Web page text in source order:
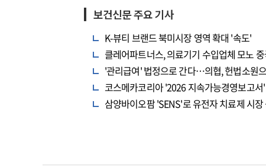
보건신문 주요 기사
K-뷰티 브랜드 북미시장 영역 확대 '속도'
클레어파트너스, 의료기기 수입업체 모노
'관리급여' 법정으로 간다…의협, 헌법소원
코스메카코리아 '2026 지속가능경영보고
삼양바이오팜 'SENS'로 유전자 치료제 시장